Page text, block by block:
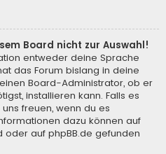
Board nicht zur Auswahl!
entweder deine Sprache
das Forum bislang in deine
Board-Administrator, ob er
installieren kann. Falls es
freuen, wenn du es
dazu können auf
oder auf phpBB.de gefunden